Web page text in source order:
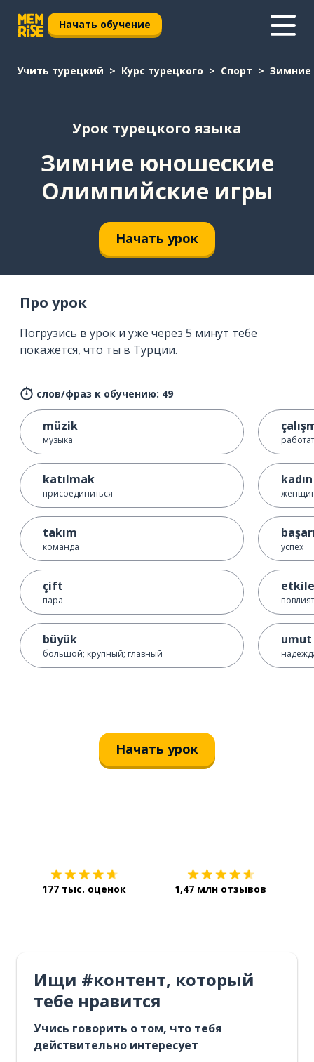
Начать обучение
Учить турецкий Курс турецкого Спорт Зимние
Урок турецкого языка
Зимние юношеские
Олимпийские игры
Начать урок
Про урок
Погрузись в урок и уже через 5 минут тебе
покажется, что ты в Турции.
слов/фраз к обучению: 49
müzik
музыка
katılmak
присоединиться
takım
команда
çift
пара
büyük
большой; крупный; главный
kadın
успех
umut
Начать урок
177 тыс. оценок 1,47 млн отзывов
Ищи #контент, который
тебе нравится
Учись говорить о том, что тебя
действительно интересует